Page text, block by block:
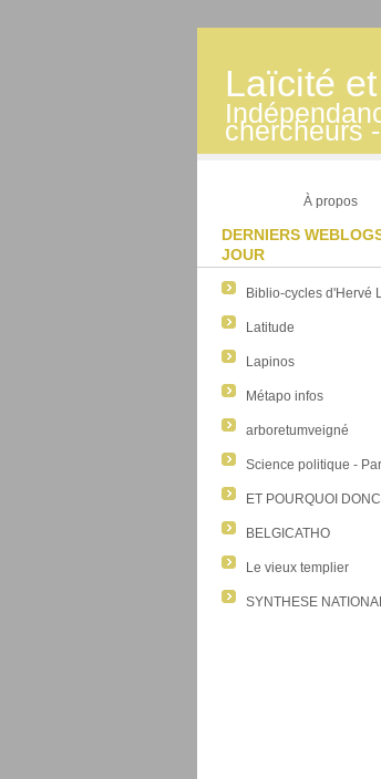
Laïcité
chercheurs
À propos
DERNIERS
JOUR
Biblio-cycles d'Hervé
Latitude
Lapinos
Métapo infos
arboretumveigné
Science politique -
ET POURQUOI
BELGICATHO
Le vieux templier
SYNTHESE